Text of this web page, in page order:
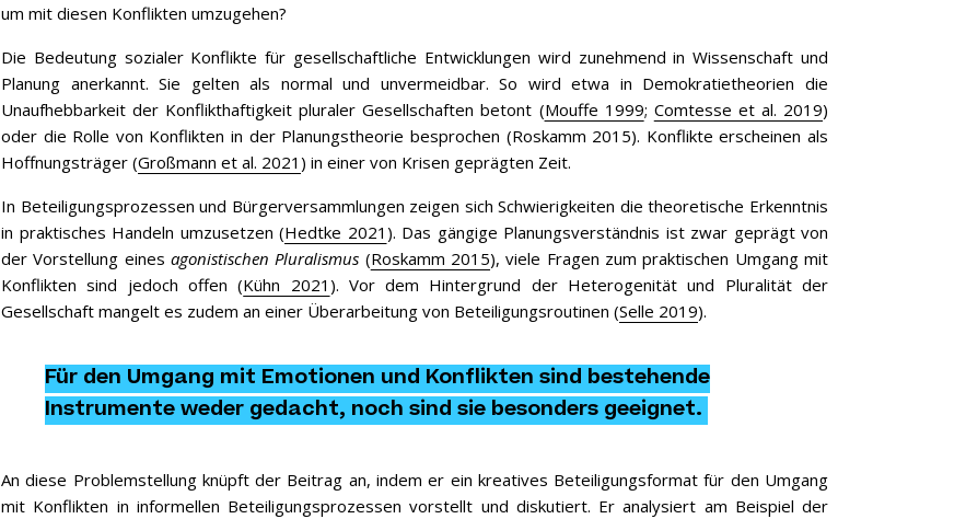
um mit diesen Konflikten umzugehen?
Die Bedeutung sozialer Konflikte für gesellschaftliche Entwicklungen wird zunehmend in Wissenschaft und
Planung anerkannt. Sie gelten als normal und unvermeidbar. So wird etwa in Demokratietheorien die
Unaufhebbarkeit der Konflikthaftigkeit pluraler Gesellschaften betont (Mouffe 1999; Comtesse et al. 2019)
oder die Rolle von Konflikten in der Planungstheorie besprochen (Roskamm 2015). Konflikte erscheinen als
Hoffnungsträger (Großmann et al. 2021 ) in einer von Krisen geprägten Zeit.
In Beteiligungsprozessen und Bürgerversammlungen zeigen sich Schwierigkeiten die theoretische Erkenntnis
in praktisches Handeln umzusetzen (Hedtke 2021 ). Das gängige Planungsverständnis ist zwar geprägt von
der Vorstellung eines agonistischen Pluralismus (Roskamm 2015), viele Fragen zum praktischen Umgang mit
Konflikten sind jedoch offen (Kühn 2021 ). Vor dem Hintergrund der Heterogenität und Pluralität der
Gesellschaft mangelt es zudem an einer Überarbeitung von Beteiligungsroutinen (Selle 2019).
Für den Umgang mit Emotionen und Konflikten sind bestehende
Instrumente weder gedacht, noch sind sie besonders geeignet.
An diese Problemstellung knüpft der Beitrag an, indem er ein kreatives Beteiligungsformat für den Umgang
mit Konflikten in informellen Beteiligungsprozessen vorstellt und diskutiert. Er analysiert am Beispiel der